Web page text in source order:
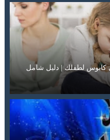
كابوس لطفلك | دليل شامل